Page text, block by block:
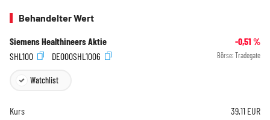
Behandelter Wert
Siemens Healthineers Aktie -0,51 %
SHL100
DE000SHL1006 Börse: Tradegate
Watchlist
Kurs 39,11 EUR